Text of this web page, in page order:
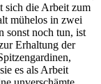
sich die Arbeit zum
mühelos in zwei
sonst noch tun, ist
Erhaltung der
es als Arbeit